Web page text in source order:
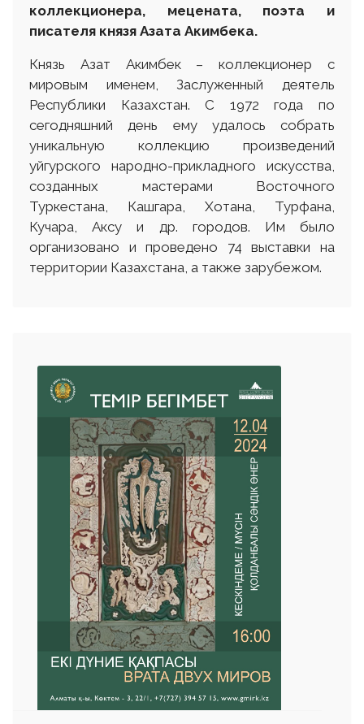
коллекционера, мецената, поэта и
писателя князя Азата Акимбека.
Князь Азат Акимбек – коллекционер с
мировым именем, Заслуженный деятель
Республики Казахстан. С 1972 года по
сегодняшний день ему удалось собрать
уникальную коллекцию произведений
уйгурского народно-прикладного искусства,
созданных мастерами Восточного
Туркестана, Кашгара, Хотана, Турфана,
Кучара, Аксу и др. городов. Им было
организовано и проведено 74 выставки на
территории Казахстана, а также зарубежом.